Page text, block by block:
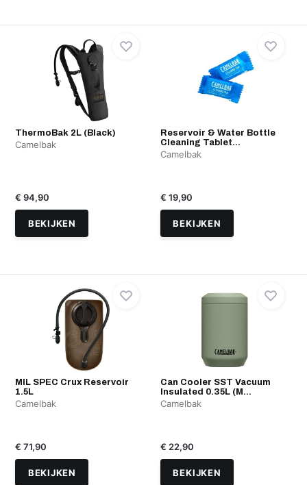
ThermoBak 2L (Black)
Camelbak
€ 94,90
BEKIJKEN
Reservoir & Water Bottle
Cleaning Tablet...
Camelbak
€ 19,90
BEKIJKEN
MIL SPEC Crux Reservoir
1.5L
Camelbak
€ 71,90
BEKIJKEN
Can Cooler SST Vacuum
Insulated 0.35L (M...
Camelbak
€ 22,90
BEKIJKEN